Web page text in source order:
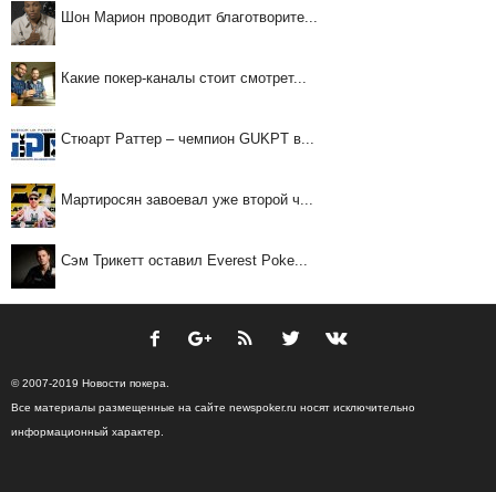
Шон Марион проводит благотворите...
Какие покер-каналы стоит смотрет...
Стюарт Раттер – чемпион GUKPT в...
Мартиросян завоевал уже второй ч...
Сэм Трикетт оставил Everest Poke...
© 2007-2019 Новости покера.
Все материалы размещенные на сайте newspoker.ru носят исключительно
информационный характер.